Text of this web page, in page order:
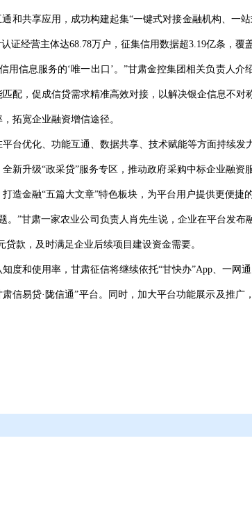
和共享应用，成功构建起集“一键式对接金融机构、一
证经营主体达68.78万户，征集信用数据超3.19亿条，覆
用信息服务的‘唯一出口’。”甘肃金控集团相关负责人
配，促成信贷需求精准高效对接，以解决银企信息不对
拓宽企业融资增信途径。
台优化、功能互通、数据共享、技术赋能等方面持续
新升级“政采贷”服务专区，推动政府采购中标企业融资
造金融“五篇大文章”特色板块，为平台用户提供更便捷
。”甘肃一家农业公司负责人肖先生说，企业在平台发
款，及时满足企业后续项目建设资金需要。
度和使用率，甘肃征信将继续依托“甘快办”App、一网
信易贷·陇信通”平台。同时，加大平台功能展示及推广